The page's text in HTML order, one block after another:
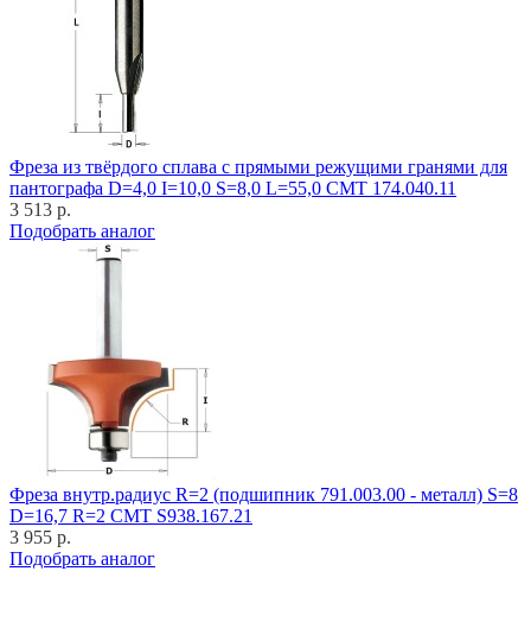
Фреза из твёрдого сплава с прямыми режущими гранями для
пантографа D=4,0 I=10,0 S=8,0 L=55,0 CMT 174.040.11
3 513 р.
Подобрать аналог
Фреза внутр.радиус R=2 (подшипник 791.003.00 - металл) S=8
D=16,7 R=2 CMT S938.167.21
3 955 р.
Подобрать аналог